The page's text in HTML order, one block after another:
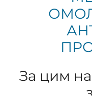
За цим